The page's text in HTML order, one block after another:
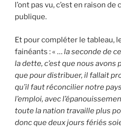
l’ont pas vu, c’est en raison
publique.
Et pour compléter le tableau,
fainéants : « …la seconde de
la dette, c’est que nous avons
que pour distribuer, il fallait
qu’il faut réconcilier notre
l’emploi, avec
toute la nation travaille plus
donc que deux jours fériés